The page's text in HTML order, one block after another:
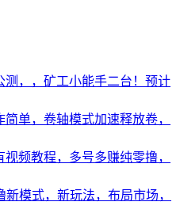
测，，矿工小能手二台！预计
简单，卷轴模式加速释放卷，
频教程，多号多赚纯零撸，
模式，新玩法，布局市场，